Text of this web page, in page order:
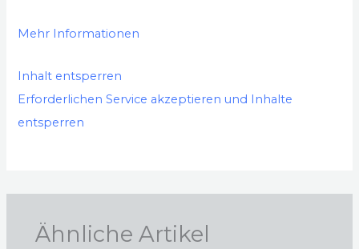
Mehr Informationen
Inhalt entsperren
Erforderlichen Service akzeptieren und Inhalte
entsperren
Ähnliche Artikel